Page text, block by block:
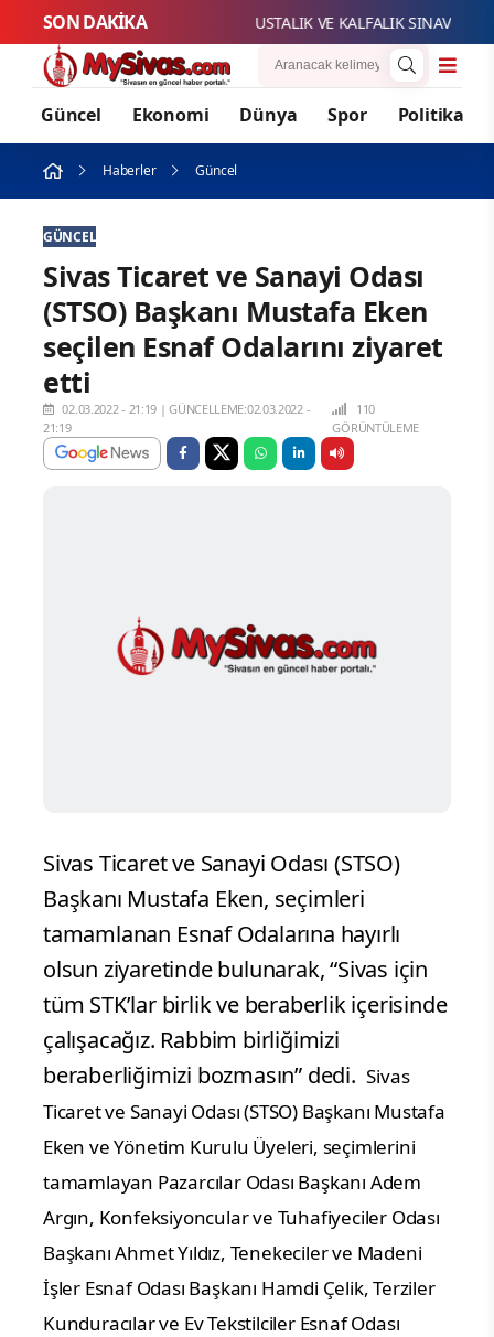
SON DAKİKA USTALIK VE KALFALIK SINAV
Güncel Ekonomi Dünya Spor Politika
Haberler Güncel
GÜNCEL
Sivas Ticaret ve Sanayi Odası
(STSO) Başkanı Mustafa Eken
seçilen Esnaf Odalarını ziyaret
etti
02.03.2022 - 21:19 |GÜNCELLEME:02.03.2022 -
21:19
110
GÖRÜNTÜLEME
Sivas Ticaret ve Sanayi Odası (STSO)
Başkanı Mustafa Eken, seçimleri
tamamlanan Esnaf Odalarına hayırlı
olsun ziyaretinde bulunarak, “Sivas için
tüm STK’lar birlik ve beraberlik içerisinde
çalışacağız. Rabbim birliğimizi
beraberliğimizi bozmasın” dedi. Sivas
Ticaret ve Sanayi Odası (STSO) Başkanı Mustafa
Eken ve Yönetim Kurulu Üyeleri, seçimlerini
tamamlayan Pazarcılar Odası Başkanı Adem
Argın, Konfeksiyoncular ve Tuhafiyeciler Odası
Başkanı Ahmet Yıldız, Tenekeciler ve Madeni
İşler Esnaf Odası Başkanı Hamdi Çelik, Terziler
Kunduracılar ve Ev Tekstilciler Esnaf Odası